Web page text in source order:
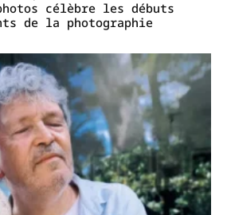
célèbre les débuts
de la photographie